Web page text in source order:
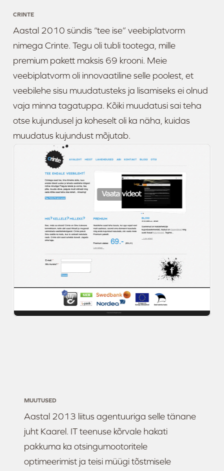
CRINTE
Aastal 2010 sündis “tee ise” veebiplatvorm
nimega Crinte. Tegu oli tubli tootega, mille
premium pakett maksis 69 krooni. Meie
veebiplatvorm oli innovaatiline selle poolest, et
veebilehe sisu muudatusteks ja lisamiseks ei olnud
vaja minna tagatuppa. Kõiki muudatusi sai teha
otse kujundusel ja koheselt oli ka näha, kuidas
muudatus kujundust mõjutab.
MUUTUSED
Aastal 2013 liitus agentuuriga selle tänane
juht Kaarel. IT teenuse kõrvale hakati
pakkuma ka otsingumootoritele
optimeerimist ja teisi müügi tõstmisele